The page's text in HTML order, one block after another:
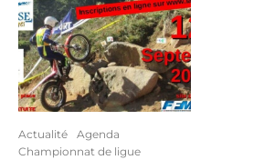
Actualité
Agenda
Championnat de ligue